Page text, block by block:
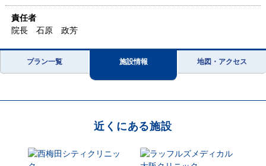
責任者
院長 石原 政芳
プラン一覧 施設情報 地図・アクセス
近くにある施設